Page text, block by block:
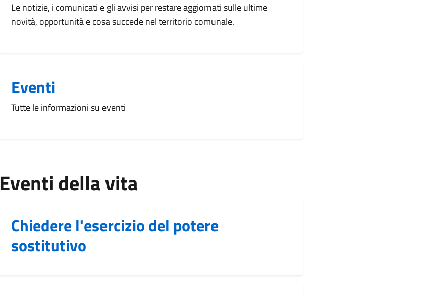
Le notizie, i comunicati e gli avvisi per restare aggiornati sulle ultime
novità, opportunità e cosa succede nel territorio comunale.
Eventi
Tutte le informazioni su eventi
Eventi della vita
Chiedere l'esercizio del potere
sostitutivo